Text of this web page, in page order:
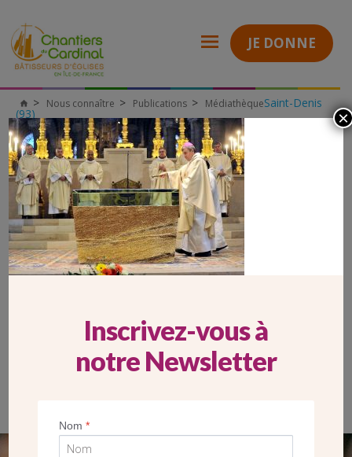
JE DONNE
Chantiers
du
Cardinal
Nous connaître Publications MédiathèqueSaint-Denis
(93)
14 janvier 2018, consécration de l’autel de la cathédrale basilique
de Saint-Denis
Consécration du nouvel autel de la basilique de St Denis
CONSÉCRATION DU NOUVEL AUTEL DE
LA BASILIQUE DE ST DENIS
Inscrivez-vous à
notre Newsletter
Nom*
×